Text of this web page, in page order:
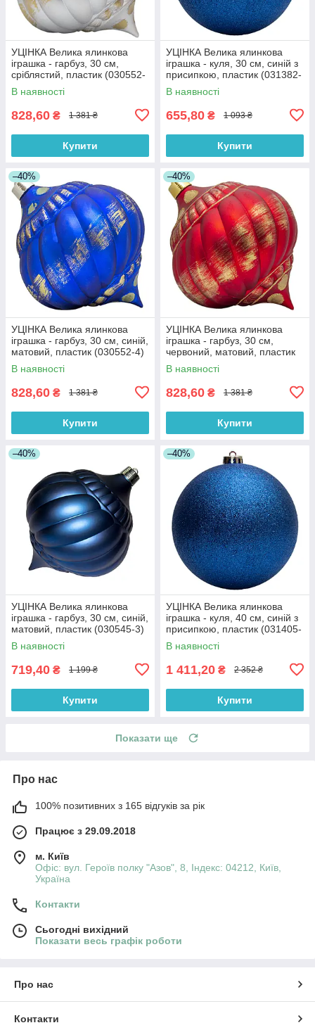
УЦІНКА Велика ялинкова
іграшка - гарбуз, 30 см,
сріблястий, пластик (030552-
6)
В наявності
828,60 ₴ 1 381 ₴
Купити
УЦІНКА Велика ялинкова
іграшка - куля, 30 см, синій з
присипкою, пластик (031382-
1)
В наявності
655,80 ₴ 1 093 ₴
Купити
–40%
УЦІНКА Велика ялинкова
іграшка - гарбуз, 30 см, синій,
матовий, пластик (030552-4)
В наявності
828,60 ₴ 1 381 ₴
Купити
–40%
УЦІНКА Велика ялинкова
іграшка - гарбуз, 30 см,
червоний, матовий, пластик
(030552-5)
В наявності
828,60 ₴ 1 381 ₴
Купити
–40%
УЦІНКА Велика ялинкова
іграшка - гарбуз, 30 см, синій,
матовий, пластик (030545-3)
В наявності
719,40 ₴ 1 199 ₴
Купити
–40%
УЦІНКА Велика ялинкова
іграшка - куля, 40 см, синій з
присипкою, пластик (031405-
5)
В наявності
1 411,20 ₴ 2 352 ₴
Купити
Показати ще
Про нас
100% позитивних з 165 відгуків за рік
Працює з 29.09.2018
м. Київ
Офіс: вул. Героїв полку "Азов", 8, Індекс: 04212, Київ,
Україна
Контакти
Сьогодні вихідний
Показати весь графік роботи
Про нас
Контакти